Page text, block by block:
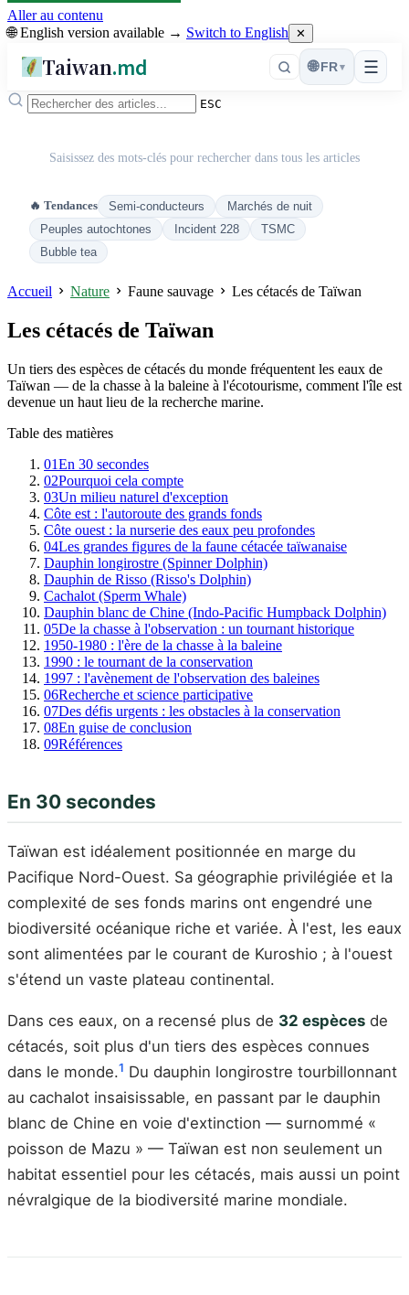
Aller au contenu
🌐 English version available → Switch to English ✕
Taiwan.md ☰
🌐 FR ▾
ESC
Saisissez des mots-clés pour rechercher dans tous les articles
🔥 Tendances Semi-conducteurs
Marchés de nuit
Peuples autochtones
Incident 228
TSMC
Bubble tea
Accueil Nature Faune sauvage Les cétacés de Taïwan
Les cétacés de Taïwan
Un tiers des espèces de cétacés du monde fréquentent les eaux de
Taïwan — de la chasse à la baleine à l'écotourisme, comment l'île est
devenue un haut lieu de la recherche marine.
Table des matières
01En 30 secondes
02Pourquoi cela compte
03Un milieu naturel d'exception
Côte est : l'autoroute des grands fonds
Côte ouest : la nurserie des eaux peu profondes
04Les grandes figures de la faune cétacée taïwanaise
Dauphin longirostre (Spinner Dolphin)
Dauphin de Risso (Risso's Dolphin)
Cachalot (Sperm Whale)
Dauphin blanc de Chine (Indo-Pacific Humpback Dolphin)
05De la chasse à l'observation : un tournant historique
1950-1980 : l'ère de la chasse à la baleine
1990 : le tournant de la conservation
1997 : l'avènement de l'observation des baleines
06Recherche et science participative
07Des défis urgents : les obstacles à la conservation
08En guise de conclusion
09Références
En 30 secondes
Taïwan est idéalement positionnée en marge du
Pacifique Nord-Ouest. Sa géographie privilégiée et la
complexité de ses fonds marins ont engendré une
biodiversité océanique riche et variée. À l'est, les eaux
sont alimentées par le courant de Kuroshio ; à l'ouest
s'étend un vaste plateau continental.
Dans ces eaux, on a recensé plus de 32 espèces de
cétacés, soit plus d'un tiers des espèces connues
dans le monde.1 Du dauphin longirostre tourbillonnant
au cachalot insaisissable, en passant par le dauphin
blanc de Chine en voie d'extinction — surnommé «
poisson de Mazu » — Taïwan est non seulement un
habitat essentiel pour les cétacés, mais aussi un point
névralgique de la biodiversité marine mondiale.